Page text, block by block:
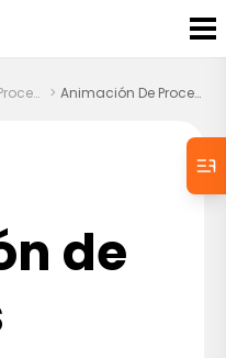
Analisis De Procesos > Animación De Procesos
de